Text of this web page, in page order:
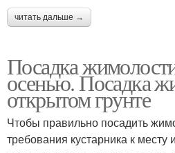
читать дальше →
Посадка
осенью. Посадка
открытом грунте
Чтобы правильно посадить
требования кустарника к